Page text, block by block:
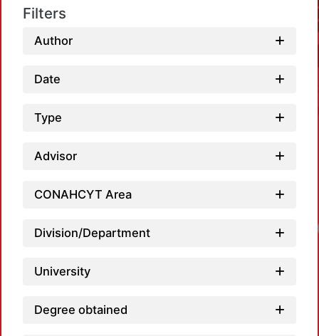
Filters
Author
Date
Type
Advisor
CONAHCYT Area
Division/Department
University
Degree obtained